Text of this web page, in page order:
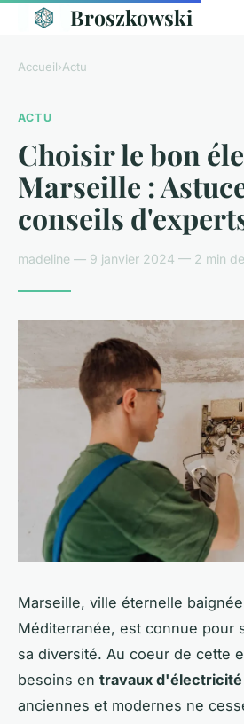
Broszkowski
Accueil›Actu
ACTU
Choisir le bon
Marseille :
conseils
madeline — 9 janvier 2024 — 2 min
Marseille, ville éternelle
Méditerranée, est connue pour
sa diversité. Au coeur de cette
besoins en travaux d'électricité
anciennes et modernes ne